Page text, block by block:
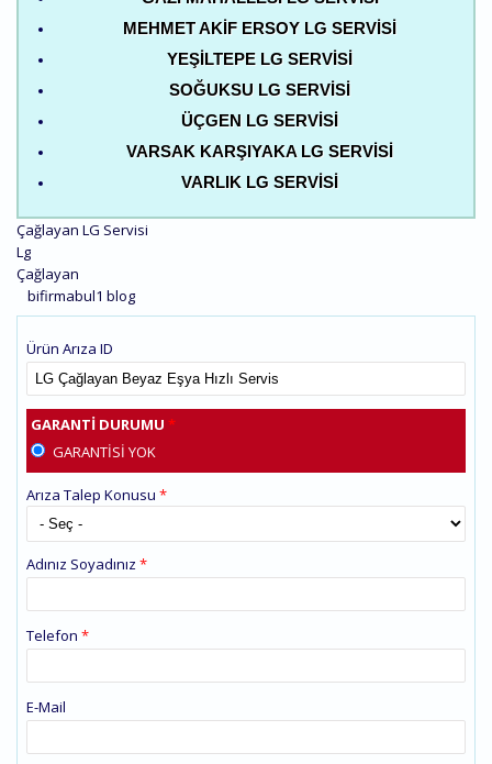
MEHMET AKIF ERSOY LG SERVISI
YEŞILTEPE LG SERVISI
SOĞUKSU LG SERVISI
ÜÇGEN LG SERVISI
VARSAK KARŞIYAKA LG SERVISI
VARLIK LG SERVISI
Çağlayan LG Servisi
Lg
Çağlayan
bifirmabul1 blog
Ürün Arıza ID
GARANTI DURUMU*
GARANTISI YOK
Arıza Talep Konusu*
Adınız Soyadınız*
Telefon*
E-Mail